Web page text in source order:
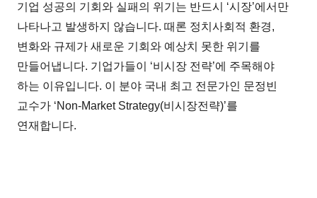
기업 성공의 기회와 실패의 위기는 반드시 ‘시장’에서만
나타나고 발생하지 않습니다. 때론 정치사회적 환경,
변화와 규제가 새로운 기회와 예상치 못한 위기를
만들어냅니다. 기업가들이 ‘비시장 전략’에 주목해야
하는 이유입니다. 이 분야 국내 최고 전문가인 문정빈
교수가 ‘Non-Market Strategy(비시장전략)’를
연재합니다.